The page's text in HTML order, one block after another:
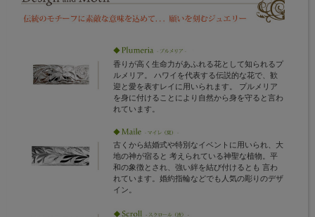
香りが高く生命力があふれる花として知られるプ
ルメリア。 ハワイを代表する伝説的な花で、歓
迎と愛を表すレイに用いられます。 プルメリア
を身に付けることにより自然から身を守ると言わ
れています。
古くから結婚式や特別なイベントに用いられ、大
地の神が宿ると 考えられている神聖な植物。平
和の象徴とされ、強い絆を結び付けるとも 言わ
れています。婚約指輪などでも人気の彫りのデザ
イン。